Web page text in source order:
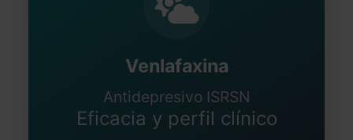
Venlafaxina
Antidepresivo ISRSN
Eficacia y perfil clínico